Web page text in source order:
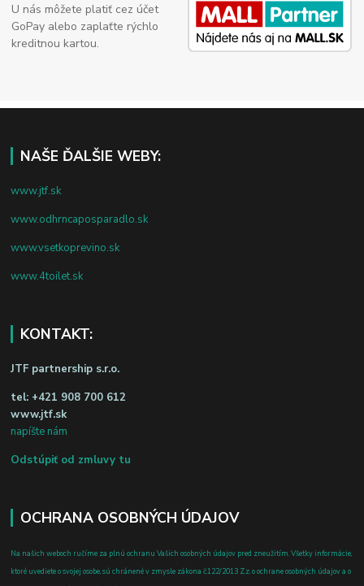
U nás môžete platiť cez účet
GoPay alebo zaplaťte rýchlo
kreditnou kartou.
NAŠE ĎALŠIE WEBY:
www.jtf.sk
www.odhrncaposparadlo.sk
www.vsetkoprevino.sk
www.4toilet.sk
KONTAKT:
JTF partnership s.r.o.
tel: +421 908 700 612
www.jtf.sk
napíšte nám
Odstúpiť od zmluvy tu
OCHRANA OSOBNÝCH ÚDAJOV
Na našich weboch ručíme za plnú ochranu Vašich osobných údajov pred zneužitím. Všetky informácie,
ktoré uvediete o svojej osobe, sú chránené v zmysle zákona č.122/2013 Z.z. o ochrane osobných údajov a o